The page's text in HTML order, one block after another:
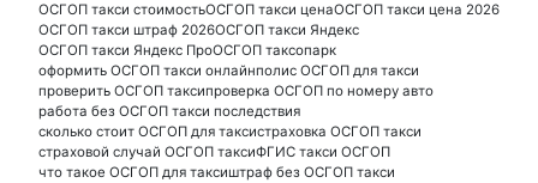
ОСГОП такси стоимостьОСГОП такси ценаОСГОП такси цена 2026
ОСГОП такси штраф 2026ОСГОП такси Яндекс
ОСГОП такси Яндекс ПроОСГОП таксопарк
оформить ОСГОП такси онлайнполис ОСГОП для такси
проверить ОСГОП таксипроверка ОСГОП по номеру авто
работа без ОСГОП такси последствия
сколько стоит ОСГОП для таксистраховка ОСГОП такси
страховой случай ОСГОП таксиФГИС такси ОСГОП
что такое ОСГОП для таксиштраф без ОСГОП такси